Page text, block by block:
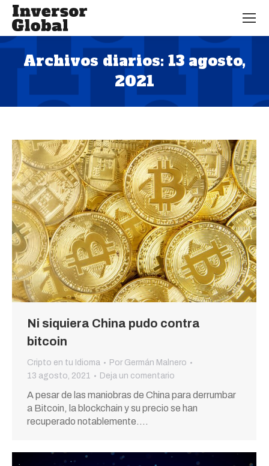
Archivos diarios: 13 agosto,
2021
Estás aquí:
Ni siquiera China pudo contra
bitcoin
Cripto en tu Idioma Por Germán Malnero
13 agosto, 2021
Deja un comentario
A pesar de las maniobras de China para derrumbar
a Bitcoin, la blockchain y su precio se han
recuperado notablemente.…